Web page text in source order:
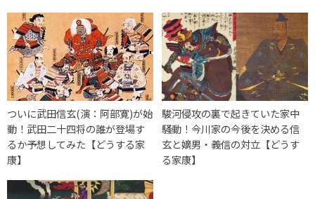
ついに武田信玄(演：阿部寛)が始
動！武田二十四将の誰が登場す
るか予想してみた【どうする家
康】
駿河侵攻の裏で起きていた家中
騒動！今川家の今後を決める信
玄と嫡男・義信の対立【どうす
る家康】